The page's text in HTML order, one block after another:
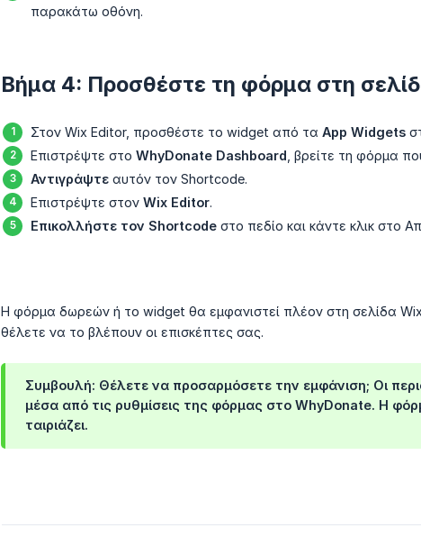
παρακάτω οθόνη.
Βήμα 4: Προσθέστε τη φόρμα στη
Στον Wix Editor, προσθέστε το widget από τα App Widgets
Επιστρέψτε στο WhyDonate Dashboard , βρείτε τη φόρμα
Αντιγράψτε αυτόν τον Shortcode.
Επιστρέψτε στον Wix Editor.
Επικολλήστε τον Shortcode στο πεδίο και κάντε κλικ στο
Η φόρμα δωρεών ή το widget θα εμφανιστεί πλέον στη σελίδα
θέλετε να το βλέπουν οι επισκέπτες σας.
Συμβουλή: Θέλετε να προσαρμόσετε την εμφάνιση; Οι
μέσα από τις ρυθμίσεις της φόρμας στο WhyDonate. Η
ταιριάζει.